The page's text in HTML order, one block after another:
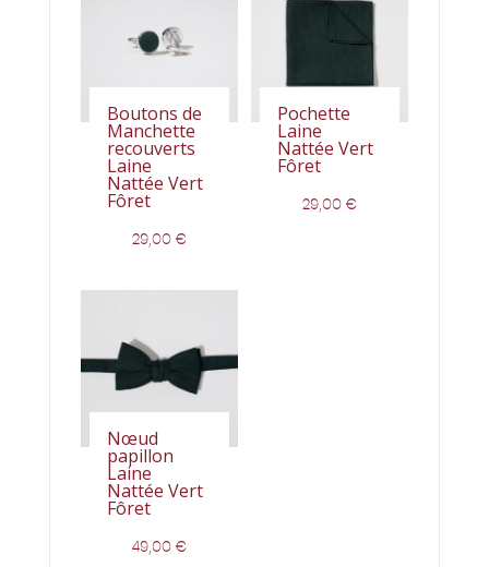
Boutons de
Manchette
recouverts
Laine
Nattée Vert
Fôret
29,00 €
Pochette
Laine
Nattée Vert
Fôret
29,00€
Nœud
papillon
Laine
Nattée Vert
Fôret
49,00 €